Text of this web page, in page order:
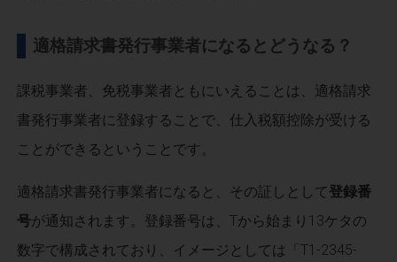
適格請求書発行事業者になるとどうなる？
課税事業者、免税事業者ともにいえることは、適格請求
書発行事業者に登録することで、仕入税額控除が受ける
ことができるということです。
適格請求書発行事業者になると、その証しとして登録番
号が通知されます。登録番号は、Tから始まり13ケタの
数字で構成されており、イメージとしては「T1-2345-